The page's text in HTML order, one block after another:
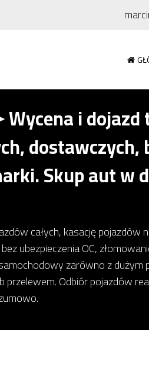
i dojazd
Skup aut w
całych, kasację pojazdów
ubezpieczenia OC,
zarówno z dużym
Odbiór pojazdów